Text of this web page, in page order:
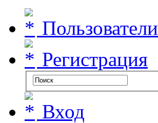
Пользователи
Регистрация
Вход